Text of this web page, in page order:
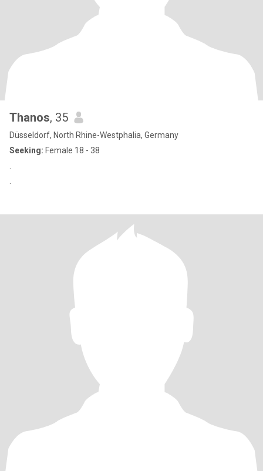
Thanos, 35
Düsseldorf, North Rhine-Westphalia, Germany
Seeking: Female 18 - 38